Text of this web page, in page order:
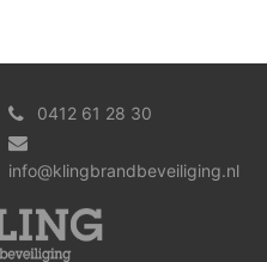
0412 61 28 30
info@klingbrandbeveiliging.nl